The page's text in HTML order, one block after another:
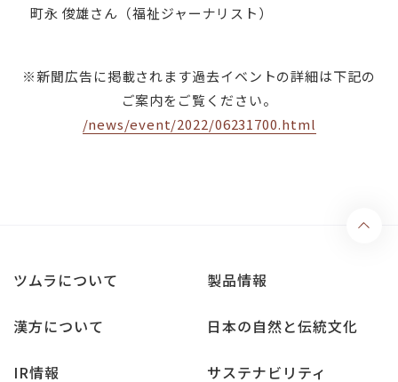
町永 俊雄さん（福祉ジャーナリスト）
※新聞広告に掲載されます過去イベントの詳細は下記の
ご案内をご覧ください。
/news/event/2022/06231700.html
ツムラについて 製品情報
漢方について 日本の自然と伝統文化
IR情報 サステナビリティ